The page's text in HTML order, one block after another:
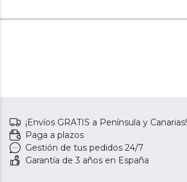
¡Envíos GRATIS a Península y Canarias!
Paga a plazos
Gestión de tus pedidos 24/7
Garantía de 3 años en España